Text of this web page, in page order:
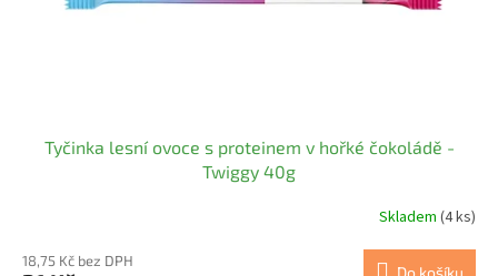
Tyčinka lesní ovoce s proteinem v hořké čokoládě -
Twiggy 40g
Skladem (4 ks)
18,75 Kč bez DPH